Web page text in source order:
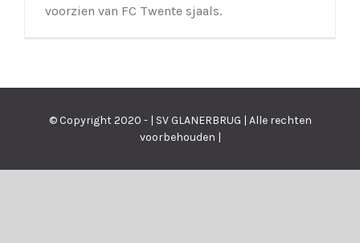
voorzien van FC Twente sjaals.
© Copyright 2020 - | SV GLANERBRUG | Alle rechten
voorbehouden |